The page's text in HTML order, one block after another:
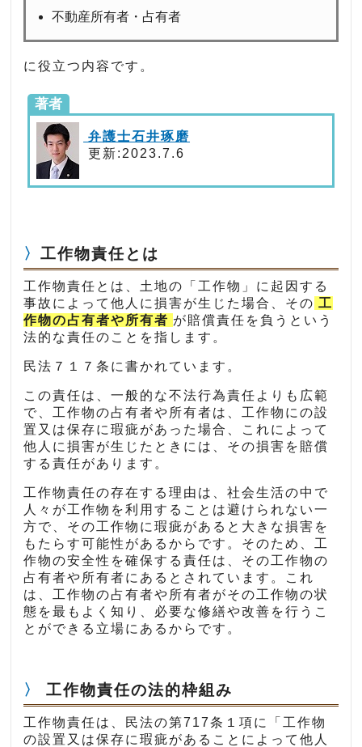
不動産所有者・占有者
に役立つ内容です。
著者
弁護士石井琢磨
更新:2023.7.6
工作物責任とは
工作物責任とは、土地の「工作物」に起因する
事故によって他人に損害が生じた場合、その 工
作物の占有者や所有者 が賠償責任を負うという
法的な責任のことを指します。
民法７１７条に書かれています。
この責任は、一般的な不法行為責任よりも広範
で、工作物の占有者や所有者は、工作物にの設
置又は保存に瑕疵があった場合、これによって
他人に損害が生じたときには、その損害を賠償
する責任があります。
工作物責任の存在する理由は、社会生活の中で
人々が工作物を利用することは避けられない一
方で、その工作物に瑕疵があると大きな損害を
もたらす可能性があるからです。そのため、工
作物の安全性を確保する責任は、その工作物の
占有者や所有者にあるとされています。これ
は、工作物の占有者や所有者がその工作物の状
態を最もよく知り、必要な修繕や改善を行うこ
とができる立場にあるからです。
工作物責任の法的枠組み
工作物責任は、民法の第717条１項に「工作物
の設置又は保存に瑕疵があることによって他人